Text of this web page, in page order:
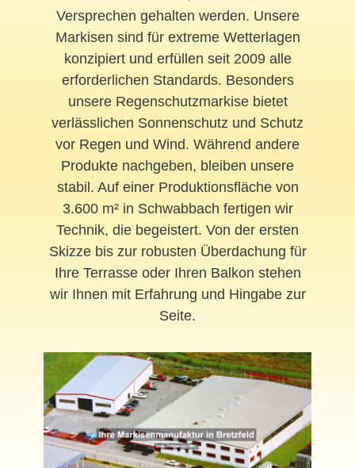
Versprechen gehalten werden. Unsere
Markisen sind für extreme Wetterlagen
konzipiert und erfüllen seit 2009 alle
erforderlichen Standards. Besonders
unsere Regenschutzmarkise bietet
verlässlichen Sonnenschutz und Schutz
vor Regen und Wind. Während andere
Produkte nachgeben, bleiben unsere
stabil. Auf einer Produktionsfläche von
3.600 m² in Schwabbach fertigen wir
Technik, die begeistert. Von der ersten
Skizze bis zur robusten Überdachung für
Ihre Terrasse oder Ihren Balkon stehen
wir Ihnen mit Erfahrung und Hingabe zur
Seite.